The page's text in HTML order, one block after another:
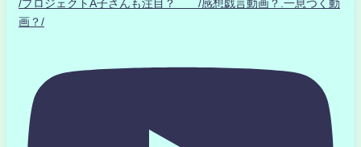
/プロジェクトA子さんも注目？ /感想戯言動画？.一息つく動
画？/